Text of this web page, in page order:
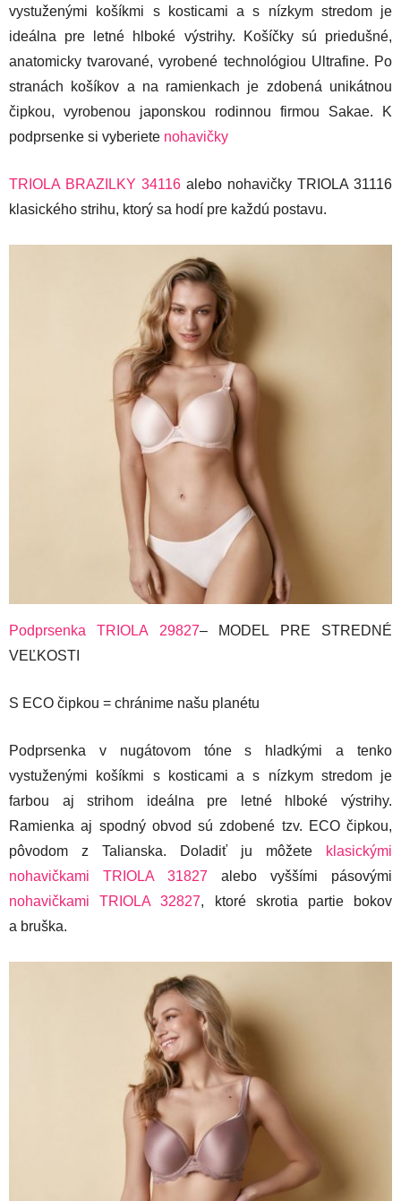
vystuženými košíkmi s kosticami a s nízkym stredom je
ideálna pre letné hlboké výstrihy. Košíčky sú priedušné,
anatomicky tvarované, vyrobené technológiou Ultrafine. Po
stranách košíkov a na ramienkach je zdobená unikátnou
čipkou, vyrobenou japonskou rodinnou firmou Sakae. K
podprsenke si vyberiete nohavičky
TRIOLA BRAZILKY 34116 alebo nohavičky TRIOLA 31116
klasického strihu, ktorý sa hodí pre každú postavu.
Podprsenka TRIOLA 29827– MODEL PRE STREDNÉ
VEĽKOSTI
S ECO čipkou = chránime našu planétu
Podprsenka v nugátovom tóne s hladkými a tenko
vystuženými košíkmi s kosticami a s nízkym stredom je
farbou aj strihom ideálna pre letné hlboké výstrihy.
Ramienka aj spodný obvod sú zdobené tzv. ECO čipkou,
pôvodom z Talianska. Doladiť ju môžete
klasickými
nohavičkami TRIOLA 31827 alebo vyššími pásovými
nohavičkami TRIOLA 32827, ktoré skrotia partie bokov
a bruška.